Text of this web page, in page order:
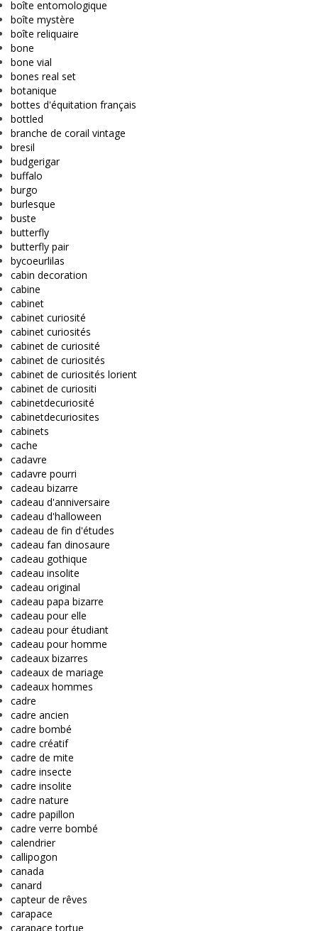
boîte entomologique
boîte mystère
boîte reliquaire
bone
bone vial
bones real set
botanique
bottes d'équitation français
bottled
branche de corail vintage
bresil
budgerigar
buffalo
burgo
burlesque
buste
butterfly
butterfly pair
bycoeurlilas
cabin decoration
cabine
cabinet
cabinet curiosité
cabinet curiosités
cabinet de curiosité
cabinet de curiosités
cabinet de curiosités lorient
cabinet de curiositi
cabinetdecuriosité
cabinetdecuriosites
cabinets
cache
cadavre
cadavre pourri
cadeau bizarre
cadeau d'anniversaire
cadeau d'halloween
cadeau de fin d'études
cadeau fan dinosaure
cadeau gothique
cadeau insolite
cadeau original
cadeau papa bizarre
cadeau pour elle
cadeau pour étudiant
cadeau pour homme
cadeaux bizarres
cadeaux de mariage
cadeaux hommes
cadre
cadre ancien
cadre bombé
cadre créatif
cadre de mite
cadre insecte
cadre insolite
cadre nature
cadre papillon
cadre verre bombé
calendrier
callipogon
canada
canard
capteur de rêves
carapace
carapace tortue